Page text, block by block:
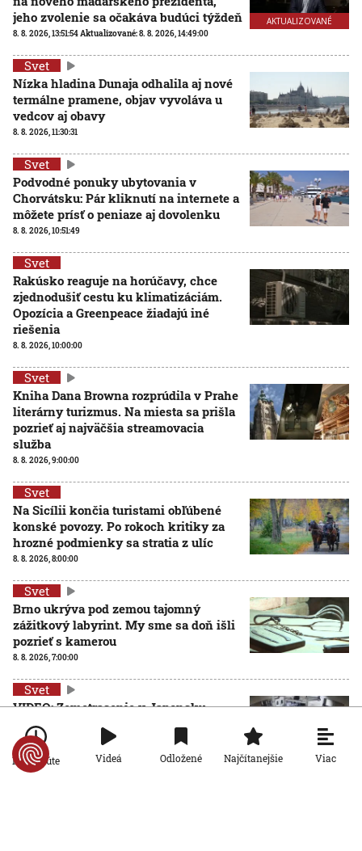
AKTUALIZOVANÉ
jeho zvolenie sa očakáva budúci týždeň
8. 8. 2026, 13:51:54Aktualizované:8. 8. 2026, 14:49:00
Svet
Nízka hladina Dunaja odhalila aj nové
termálne pramene, objav vyvoláva u
vedcov aj obavy
8. 8. 2026, 11:30:31
Svet
Podvodné ponuky ubytovania v
Chorvátsku: Pár kliknutí na internete a
môžete prísť o peniaze aj dovolenku
8. 8. 2026, 10:51:49
Svet
Rakúsko reaguje na horúčavy, chce
zjednodušiť cestu ku klimatizáciám.
Opozícia a Greenpeace žiadajú iné
riešenia
8. 8. 2026, 10:00:00
Svet
Kniha Dana Browna rozprúdila v Prahe
literárny turizmus. Na miesta sa prišla
pozrieť aj najväčšia streamovacia
služba
8. 8. 2026, 9:00:00
Svet
Na Sicílii končia turistami obľúbené
konské povozy. Po rokoch kritiky za
hrozné podmienky sa stratia z ulíc
8. 8. 2026, 8:00:00
Svet
Brno ukrýva pod zemou tajomný
zážitkový labyrint. My sme sa doň išli
pozrieť s kamerou
8. 8. 2026, 7:00:00
Svet
VIDEO: Zemetrasenie v Japonsku
zastihlo lekárov uprostred operácie,
pacienta chránili vlastnými telami
7. 8. 2026, 15:01:59
Po minúte Videá Odložené Najčítanejšie Viac